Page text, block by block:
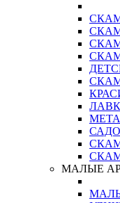
МАЛЫЕ